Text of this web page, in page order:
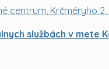
centrum, Krčméryho 2,
službách v mete